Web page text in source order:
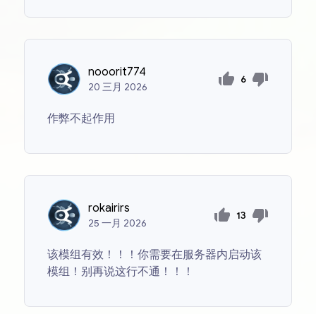
nooorit774
20三月 2026
6
作弊不起作用
rokairirs
25一月 2026
13
该模组有效！！！你需要在服务器内启动该
模组！别再说这行不通！！！